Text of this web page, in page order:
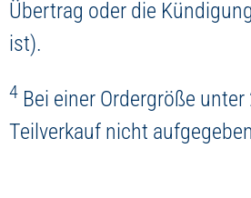
Übertrag oder die
ist).
4 Bei einer Ordergröße
Teilverkauf nicht